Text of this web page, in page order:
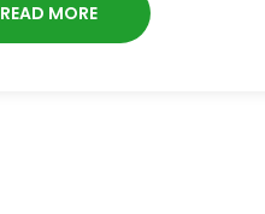
READ MORE